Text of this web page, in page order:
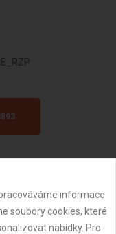
informace
soubory cookies, které
nabídky. Pro